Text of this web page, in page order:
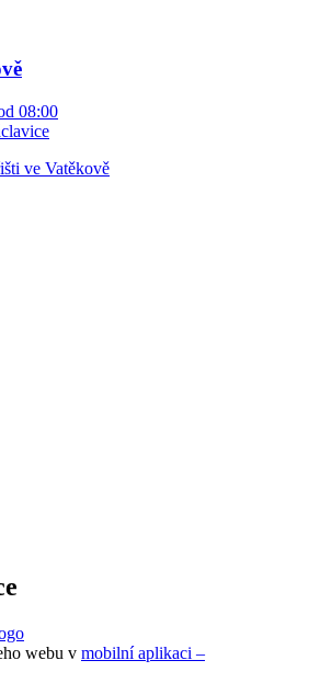
08:00
ve Vatěkově
webu v mobilní aplikaci –